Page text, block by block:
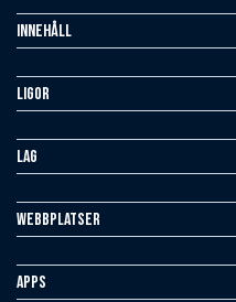
Innehåll
Ligor
Lag
Webbplatser
Apps